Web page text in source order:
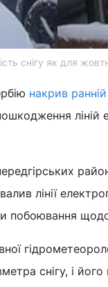
снігу як для
накрив
ліній
лінії
побоювання щодо
снігу, і